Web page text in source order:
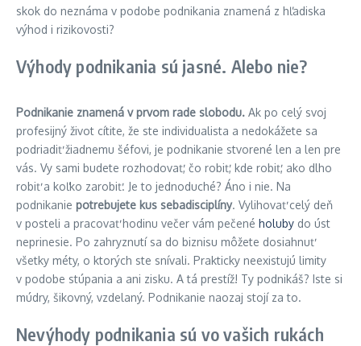
skok do neznáma v podobe podnikania znamená z hľadiska
výhod i rizikovosti?
Výhody podnikania sú jasné. Alebo nie?
Podnikanie znamená v prvom rade slobodu. Ak po celý svoj
profesijný život cítite, že ste individualista a nedokážete sa
podriadiť žiadnemu šéfovi, je podnikanie stvorené len a len pre
vás. Vy sami budete rozhodovať, čo robiť, kde robiť, ako dlho
robiť a koľko zarobiť. Je to jednoduché? Áno i nie. Na
podnikanie potrebujete kus sebadisciplíny. Vylihovať celý deň
v posteli a pracovať hodinu večer vám pečené holuby do úst
neprinesie. Po zahryznutí sa do biznisu môžete dosiahnuť
všetky méty, o ktorých ste snívali. Prakticky neexistujú limity
v podobe stúpania a ani zisku. A tá prestíž! Ty podnikáš? Iste si
múdry, šikovný, vzdelaný. Podnikanie naozaj stojí za to.
Nevýhody podnikania sú vo vašich rukách